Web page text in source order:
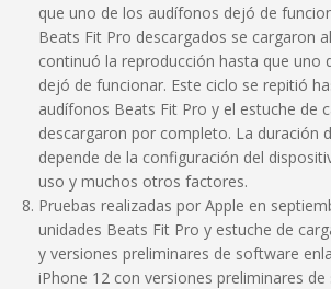
que uno de los audífonos dejó de
Beats Fit Pro descargados se cargaron
continuó la reproducción hasta que uno
dejó de funcionar. Este ciclo se repitió
audífonos Beats Fit Pro y el estuche de
descargaron por completo. La duración
depende de la configuración del
uso y muchos otros factores.
Pruebas realizadas por Apple en
unidades Beats Fit Pro y estuche de
y versiones preliminares de software
iPhone 12 con versiones preliminares